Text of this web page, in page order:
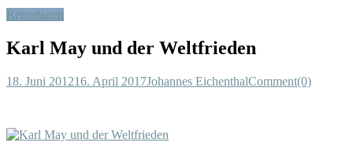
Reportagen
Karl May und der Weltfrieden
18. Juni 201216. April 2017Johannes EichenthalComment(0)